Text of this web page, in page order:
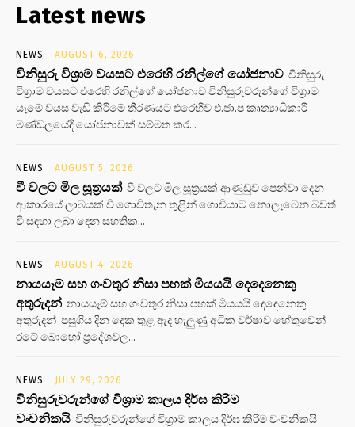
Latest news
NEWS AUGUST 6, 2026
විනිසුරු විශ්‍රාම වයසට එරෙහි රනිල්ගේ යෝජනාව විනිසුරු
විශ්‍රාම වයසට එරෙහි රනිල්ගේ යෝජනාව විනිසුරුවරුන්ගේ විශ්‍රාම
යෑමේ වයස වැඩි කිරීමේ තීරණයට එරෙහිව එ.ජා.ප කෘත්‍යාධිකාරී
මණ්ඩලයේදී යෝජනාවක් සම්මත කර...
NEWS AUGUST 5, 2026
වී වලට මිල සූත්‍රයක් වී වලට මිල සූත්‍රයක් ආණුඩුව පෙන්වා දෙන
ආකාරයේ ලාබයක් වී ගොවිතැන තුළින් ගොවියාට නොලැබෙන බවත්
වී සඳහා ලබා දෙන සහතික...
NEWS AUGUST 4, 2026
නායයෑම් සහ ගංවතුර නිසා පහක් මියයයි දෙදෙනෙකු
අතුරුදන් නායයෑම් සහ ගංවතුර නිසා පහක් මියයයි දෙදෙනෙකු
අතුරුදන් පසුගිය දින දෙක තුළ ඇද හැලුණු අධික වර්ෂාව හේතුවෙන්
රටේ බොහෝ ප්‍රදේශවල...
NEWS JULY 29, 2026
විනිසුරුවරුන්ගේ විශ්‍රාම කාලය දිර්ඝ කිරිම
වංචනිකයි විනිසුරුවරුන්ගේ විශ්‍රාම කාලය දිර්ඝ කිරිම වංචනිකයි